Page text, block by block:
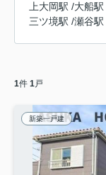
上大岡駅 /大船駅
三ツ境駅 /瀬谷駅
1件 1戸
新築一戸建